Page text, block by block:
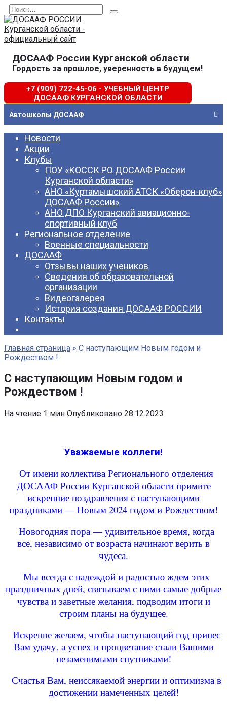
Перейти
к
содержанию
Search
for:
ДОСААФ России Курганской области
Гордость за прошлое, уверенность в будущем!
+7 (909) 722-45-06 - УЧЕБНЫЙ ЦЕНТР
ДОСААФ КУРГАНСКОЙ ОБЛАСТИ
Автошколы ДОСААФ
Новости
Акции
Клубы
ПОУ «КОССК РО ДОСААФ России
Курганской области»
АНО «Куртамышский АТСК «Оберон-клуб»
ДОСААФ России»
АНО ДПО Курганский авиационно-
спортивный клуб
Региональное отделение
Военные специальности
ДОСААФ
Отзывы наших учеников
Сведения об образовательной
организации
Видеогалерея
История создания ДОСААФ РОССИИ
Контакты
Главная страница » С наступающим Новым годом и
Рождеством !
С наступающим Новым годом и
Рождеством !
На чтение 1 мин Опубликовано 28.12.2023
Уважаемые коллеги!
От имени коллектива Регионального отделения
ДОСААФ России Курганской области примите
искренние поздравления с наступающими
праздниками — Новым 2024 годом и Рождеством!
Новогодняя пора — удивительное время, когда
все, независимо от возраста начинают верить в
чудеса.
Мы всегда с надеждой и радостью ждем этих
праздничных дней, связываем с ними самые добрые
чувства и заветные желания, подводим итоги и
строим планы на будущее.
Искренне желаем, чтобы наступающий год принес
Вам удачу, а успех и процветание стали Вашими
незаменимыми спутниками!
Счастья Вам, неиссякаемой энергии и оптимизма в
достижении намеченных целей!